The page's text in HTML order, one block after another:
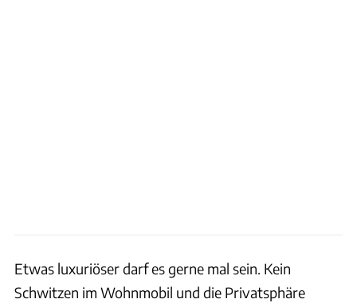
Etwas luxuriöser darf es gerne mal sein. Kein
Schwitzen im Wohnmobil und die Privatsphäre